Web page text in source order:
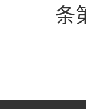
条